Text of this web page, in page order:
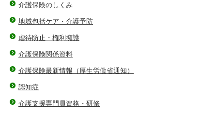
介護保険のしくみ
地域包括ケア・介護予防
虐待防止・権利擁護
介護保険関係資料
介護保険最新情報（厚生労働省通知）
認知症
介護支援専門員資格・研修